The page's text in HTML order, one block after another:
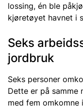
lossing, én ble
kjøretøyet havnet i
Seks
jordbruk
Seks personer
Dette er på samme
med fem omkomne